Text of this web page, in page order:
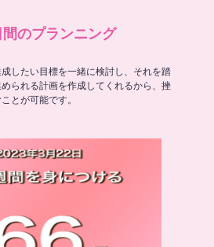
のプランニング
したい目標を一緒に検討し、それを踏
られる計画を作成してくれるから、挫
とが可能です。